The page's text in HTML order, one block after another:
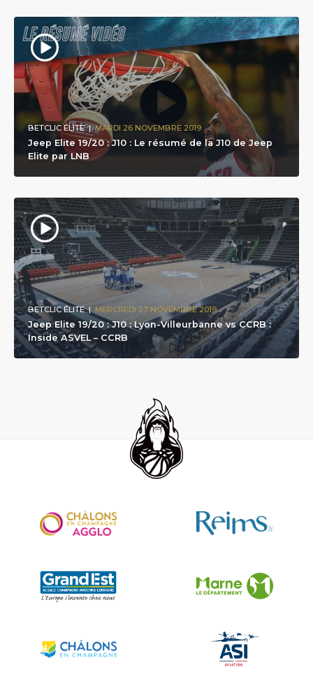
BETCLIC ÉLITE|MARDI 26 NOVEMBRE 2019
Jeep Elite 19/20 : J10 : Le résumé de la J10 de Jeep
Elite par LNB
BETCLIC ÉLITE| MERCREDI 27 NOVEMBRE 2019
Jeep Elite 19/20 : J10 : Lyon-Villeurbanne vs CCRB :
Inside ASVEL – CCRB